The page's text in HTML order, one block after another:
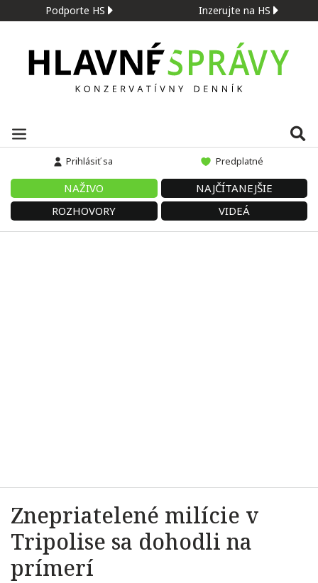
Podporte HS Inzerujte na HS
Prihlásiť sa Predplatné
NAŽIVO
NAJČÍTANEJŠIE
ROZHOVORY
VIDEÁ
Znepriatelené milície v
Tripolise sa dohodli na
prímerí